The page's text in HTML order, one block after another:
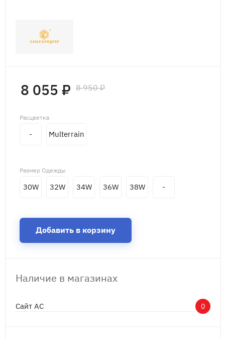
Расцветка
- Multerrain
Размер Одежды
30W 32W 34W 36W 38W -
8 055 ₽ 8 950 ₽
Добавить в корзину
Наличие в магазинах
Сайт АС 0